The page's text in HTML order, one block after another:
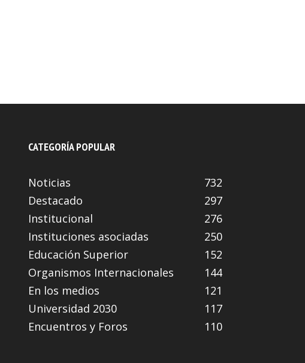
CATEGORÍA POPULAR
Noticias
732
Destacado
297
Institucional
276
Instituciones asociadas
250
Educación Superior
152
Organismos Internacionales
144
En los medios
121
Universidad 2030
117
Encuentros y Foros
110